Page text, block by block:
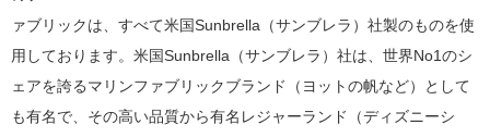
ァブリックは、すべて米国Sunbrella（サンブレラ）社製のものを使
用しております。米国Sunbrella（サンブレラ）社は、世界No1のシ
ェアを誇るマリンファブリックブランド（ヨットの帆など）として
も有名で、その高い品質から有名レジャーランド（ディズニーシ